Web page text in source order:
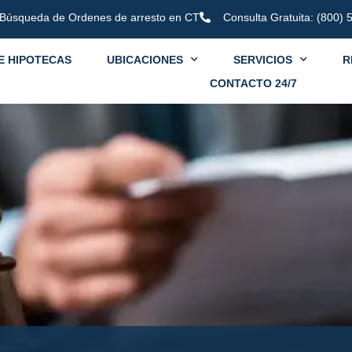
Búsqueda de Ordenes de arresto en CT Consulta Gratuita: (800)
HIPOTECAS UBICACIONES SERVICIOS
CONTACTO 24/7